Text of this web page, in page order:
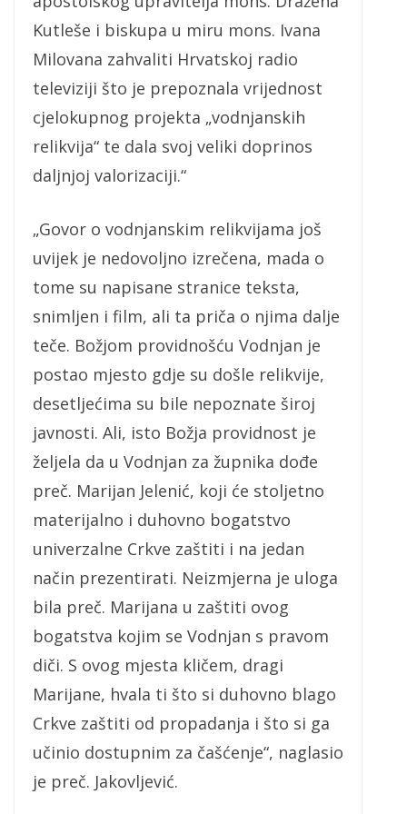
Kutleše i biskupa u miru mons. Ivana
Milovana zahvaliti Hrvatskoj radio
televiziji što je prepoznala vrijednost
cjelokupnog projekta „vodnjanskih
relikvija“ te dala svoj veliki doprinos
daljnjoj valorizaciji.“
„Govor o vodnjanskim relikvijama još
uvijek je nedovoljno izrečena, mada o
tome su napisane stranice teksta,
snimljen i film, ali ta priča o njima dalje
teče. Božjom providnošću Vodnjan je
postao mjesto gdje su došle relikvije,
desetljećima su bile nepoznate široj
javnosti. Ali, isto Božja providnost je
željela da u Vodnjan za župnika dođe
preč. Marijan Jelenić, koji će stoljetno
materijalno i duhovno bogatstvo
univerzalne Crkve zaštiti i na jedan
način prezentirati. Neizmjerna je uloga
bila preč. Marijana u zaštiti ovog
bogatstva kojim se Vodnjan s pravom
diči. S ovog mjesta kličem, dragi
Marijane, hvala ti što si duhovno blago
Crkve zaštiti od propadanja i što si ga
učinio dostupnim za čašćenje“, naglasio
je preč. Jakovljević.